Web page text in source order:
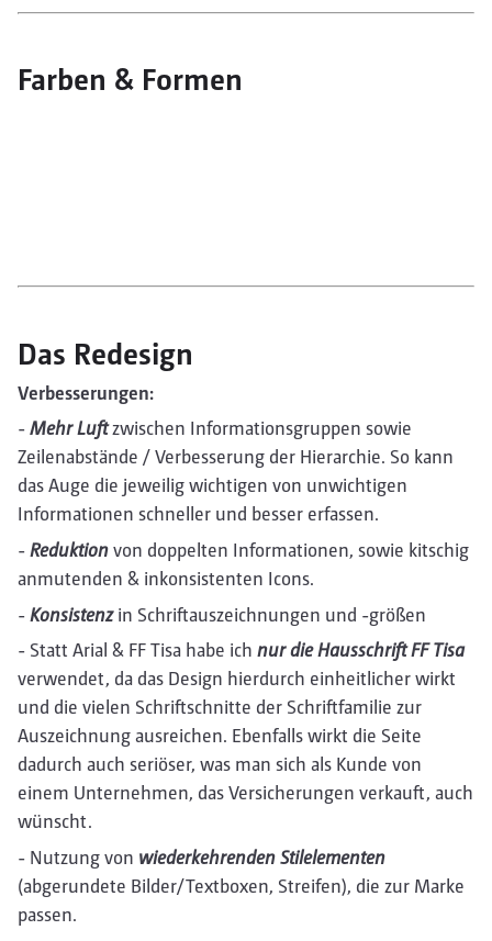
Farben & Formen
Das Redesign
Verbesserungen:
- Mehr Luftzwischen Informationsgruppen sowie
Zeilenabstände / Verbesserung der Hierarchie. So kann
das Auge die jeweilig wichtigen von unwichtigen
Informationen schneller und besser erfassen.
- Reduktion von doppelten Informationen, sowie kitschig
anmutenden & inkonsistenten Icons.
- Konsistenzin Schriftauszeichnungen und -größen
- Statt Arial & FF Tisa habe ich nur die Hausschrift FF Tisa
verwendet, da das Design hierdurch einheitlicher wirkt
und die vielen Schriftschnitte der Schriftfamilie zur
Auszeichnung ausreichen. Ebenfalls wirkt die Seite
dadurch auch seriöser, was man sich als Kunde von
einem Unternehmen, das Versicherungen verkauft, auch
wünscht.
- Nutzung von wiederkehrenden Stilelementen
(abgerundete Bilder/Textboxen, Streifen), die zur Marke
passen.